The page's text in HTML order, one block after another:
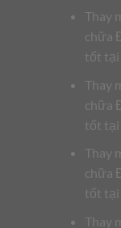
Thay
chữa
tốt tại
Thay
chữa
tốt tại
Thay
chữa
tốt tại
Thay